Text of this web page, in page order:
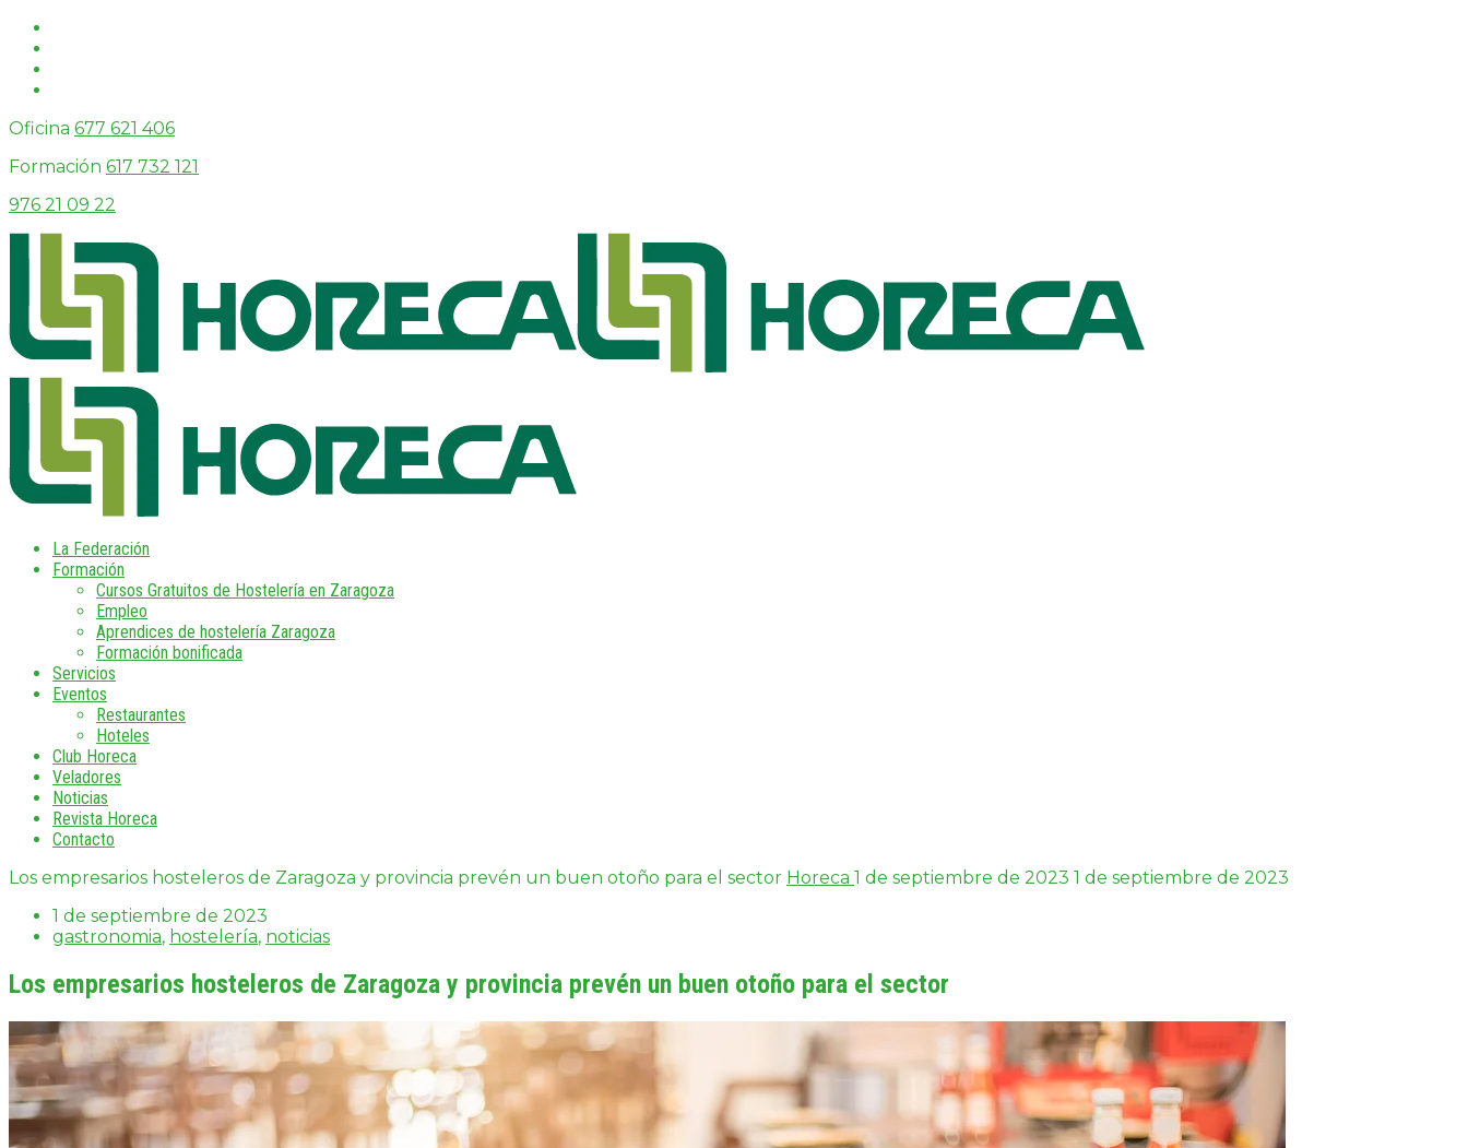
Oficina 677 621 406
Formación 617 732 121
976 21 09 22
La Federación
Formación
Cursos Gratuitos de Hostelería en Zaragoza
Empleo
Aprendices de hostelería Zaragoza
Formación bonificada
Servicios
Eventos
Restaurantes
Hoteles
Club Horeca
Veladores
Noticias
Revista Horeca
Contacto
Los empresarios hosteleros de Zaragoza y provincia prevén un buen otoño para el sector Horeca 1 de septiembre de 2023 1 de septiembre de 2023
1 de septiembre de 2023
gastronomia, hostelería, noticias
Los empresarios hosteleros de Zaragoza y provincia prevén un buen otoño para el sector